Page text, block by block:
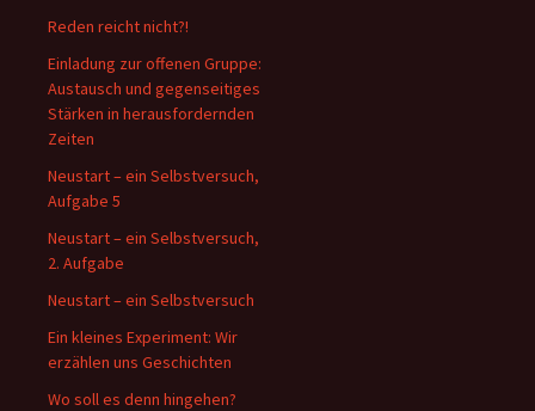
Reden reicht nicht?!
Einladung zur offenen Gruppe:
Austausch und gegenseitiges
Stärken in herausfordernden
Zeiten
Neustart – ein Selbstversuch,
Aufgabe 5
Neustart – ein Selbstversuch,
2. Aufgabe
Neustart – ein Selbstversuch
Ein kleines Experiment: Wir
erzählen uns Geschichten
Wo soll es denn hingehen?